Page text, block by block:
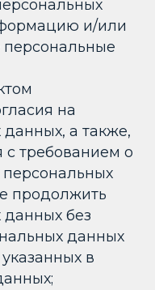
и/или
на
а также,
требованием о
продолжить
данных без
данных
в